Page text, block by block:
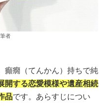
者
癲癇（てんかん）持ちで純
開する恋愛模様や遺産相続
品です。あらすじについ